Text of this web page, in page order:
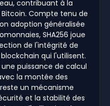
contribuant à la
Compte tenu de
adoption généralisée
SHA256 joue
de l'intégrité de
qui l'utilisent.
une puissance de calcul
la montée des
reste un mécanisme
et la stabilité des